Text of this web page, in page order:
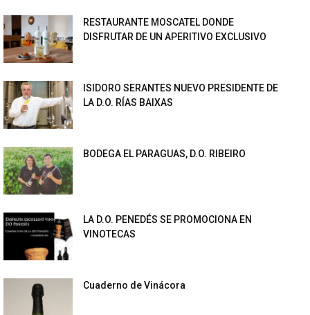
RESTAURANTE MOSCATEL DONDE
DISFRUTAR DE UN APERITIVO EXCLUSIVO
ISIDORO SERANTES NUEVO PRESIDENTE DE
LA D.O. RÍAS BAIXAS
BODEGA EL PARAGUAS, D.O. RIBEIRO
LA D.O. PENEDÉS SE PROMOCIONA EN
VINOTECAS
Cuaderno de Vinácora